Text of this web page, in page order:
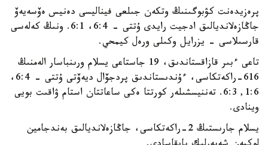
پرەزيدەنت كۋبوگىنىڭ وتكەن جىلعى فيناليسى دەنيس ەۆسەيەۆ
جاڭازەلانديالىق ادجيت رايدى ۇتتى - 6:4، 6:1. ونىڭ كەلەسى
قارسىلاسى - يزرايل وكىلى ورەل كيمحي.
تاعى ءبىر قازاقستاندىق، 19 جاستاعى يسلام ورىنباسار الەمنىڭ
616-راكەتكاسى، ءۇندىستاندىق پردجۆال ديەۆتى ۇتتى - 6:4،
1:6, 6:3. تەننيسشىلەر كورتتا ەكى ساعاتتان استام ۋاقىت بويى
وينادى.
يسلام جارىستىڭ 2-راكەتكاسى، جاڭازەلانديالىق بەندجامين